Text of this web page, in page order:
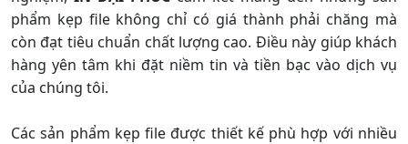
phẩm kẹp file không chỉ có giá thành phải chăng mà
còn đạt tiêu chuẩn chất lượng cao. Điều này giúp khách
hàng yên tâm khi đặt niềm tin và tiền bạc vào dịch vụ
của chúng tôi.
Các sản phẩm kẹp file được thiết kế phù hợp với nhiều